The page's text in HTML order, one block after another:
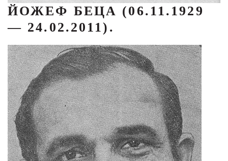
ЙОЖЕФ БЕЦА (06.11.1929
— 24.02.2011).